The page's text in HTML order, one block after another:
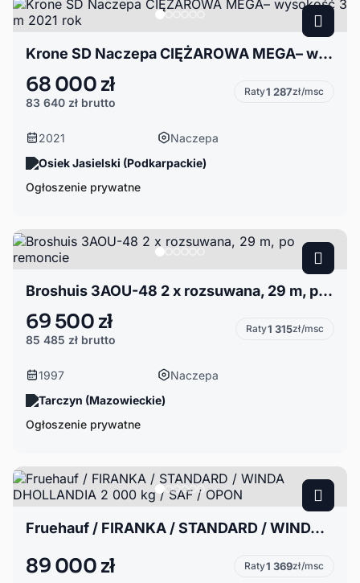
Krone SD Naczepa CIĘŻAROWA MEGA– wysokość 3 m 2021 rok
68 000 zł
83 640 zł brutto
Raty1 287zł/msc
2021
Naczepa
Osiek Jasielski (Podkarpackie)
Ogłoszenie prywatne
Broshuis 3AOU-48 2 x rozsuwana, 29 m, po remoncie
69 500 zł
85 485 zł brutto
Raty1 315zł/msc
1997
Naczepa
Tarczyn (Mazowieckie)
Ogłoszenie prywatne
Fruehauf / FIRANKA / STANDARD / WINDA DHOLLANDIA 2 000 kg / SAF / OPON
89 000 zł Raty1 369zł/msc